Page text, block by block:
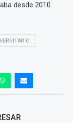
desde 2010.